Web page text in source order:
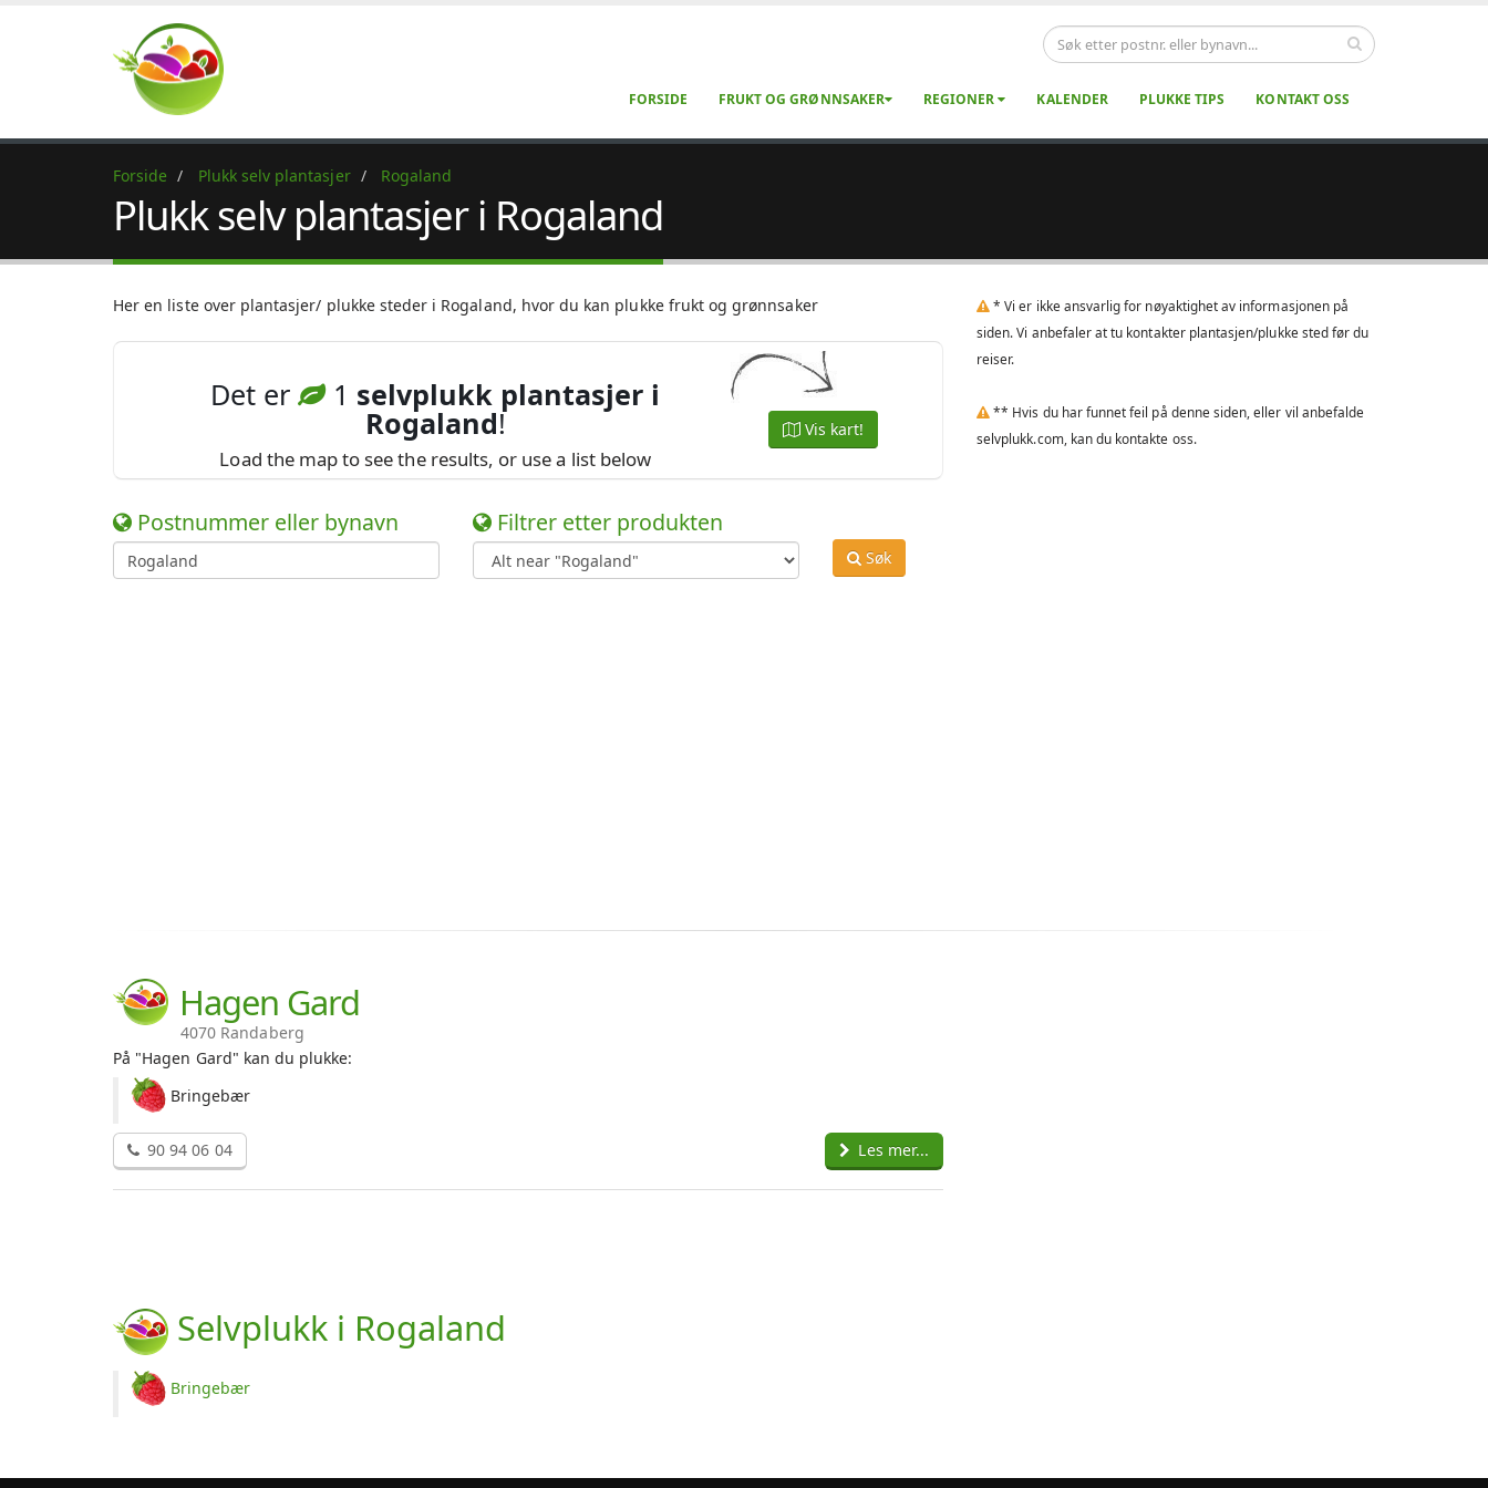
FORSIDE FRUKT OG GRØNNSAKER REGIONER KALENDER PLUKKE TIPS KONTAKT OSS
Forside Plukk selv plantasjer Rogaland
Plukk selv plantasjer i Rogaland
Her en liste over plantasjer/ plukke steder i Rogaland, hvor du kan plukke frukt og grønnsaker
Det er 1 selvplukk plantasjer i
Rogaland!
Load the map to see the results, or use a list below
Vis kart!
Postnummer eller bynavn Filtrer etter produkten
Søk
* Vi er ikke ansvarlig for nøyaktighet av informasjonen på
siden. Vi anbefaler at tu kontakter plantasjen/plukke sted før du
reiser.
** Hvis du har funnet feil på denne siden, eller vil anbefalde
selvplukk.com, kan du kontakte oss.
Hagen Gard
4070 Randaberg
På "Hagen Gard" kan du plukke:
Bringebær
90 94 06 04 Les mer...
Selvplukk i Rogaland
Bringebær